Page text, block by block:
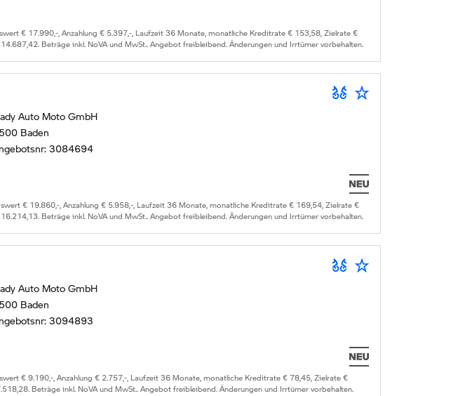
€ 17.990,-, Anzahlung € 5.397,-, Laufzeit 36 Monate, monatliche Kreditrate € 153,58, Zielrate €
Beträge inkl. NoVA und MwSt.. Angebot freibleibend. Änderungen und Irrtümer vorbehalten.
Auto Moto GmbH
Baden
3084694
€ 19.860,-, Anzahlung € 5.958,-, Laufzeit 36 Monate, monatliche Kreditrate € 169,54, Zielrate €
Beträge inkl. NoVA und MwSt.. Angebot freibleibend. Änderungen und Irrtümer vorbehalten.
Auto Moto GmbH
Baden
3094893
€ 9.190,-, Anzahlung € 2.757,-, Laufzeit 36 Monate, monatliche Kreditrate € 78,45, Zielrate €
Beträge inkl. NoVA und MwSt.. Angebot freibleibend. Änderungen und Irrtümer vorbehalten.